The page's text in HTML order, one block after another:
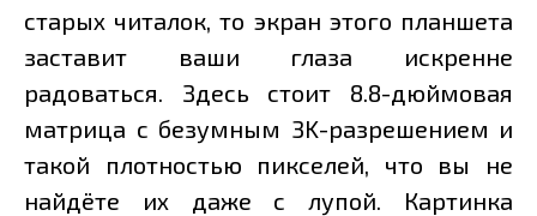
старых читалок, то экран этого планшета
заставит ваши глаза искренне
радоваться. Здесь стоит 8.8-дюймовая
матрица с безумным 3K-разрешением и
такой плотностью пикселей, что вы не
найдёте их даже с лупой. Картинка